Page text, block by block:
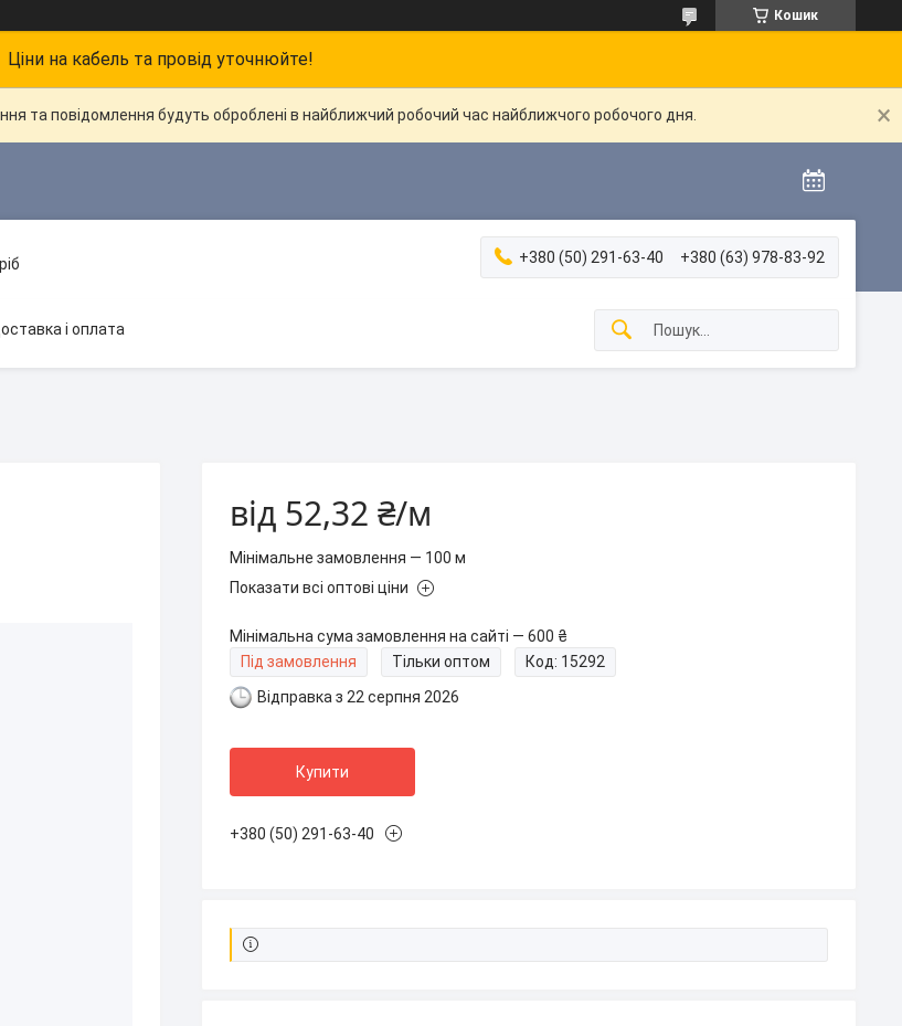
Кошик
Ціни на кабель та провід уточнюйте!
та повідомлення будуть оброблені в найближчий робочий час найближчого робочого дня.
+380 (50) 291-63-40 +380 (63) 978-83-92
і оплата
від 52,32 ₴/м
Мінімальне замовлення — 100 м
Показати всі оптові ціни
Мінімальна сума замовлення на сайті — 600 ₴
Під замовлення
Тільки оптом Код: 15292
Відправка з 22 серпня 2026
Купити
+380 (50) 291-63-40